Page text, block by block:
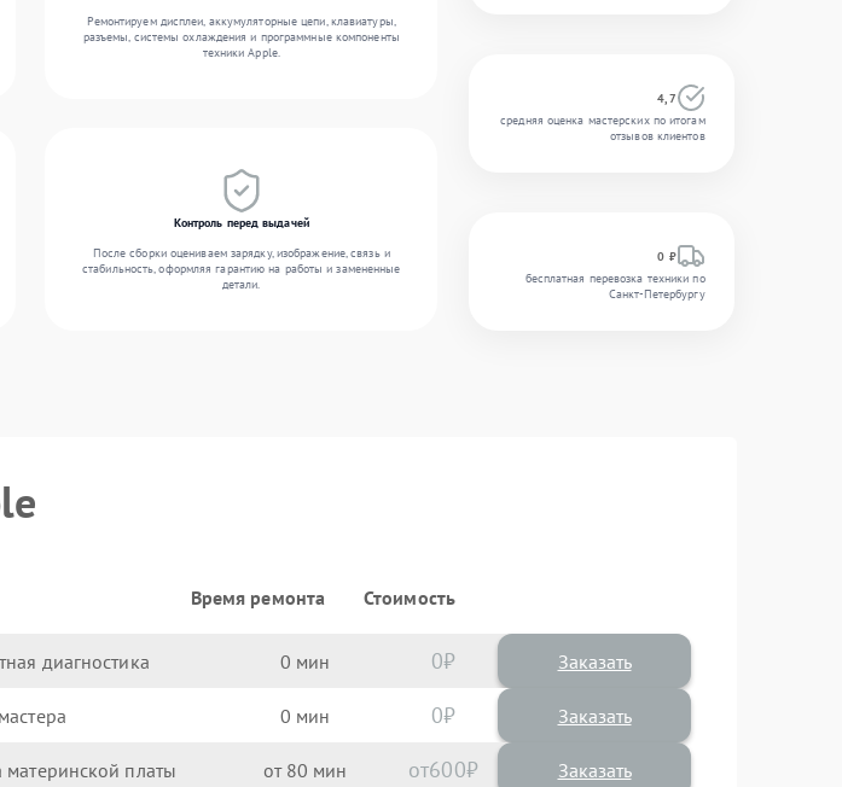
Ремонтируем дисплеи, аккумуляторные цепи, клавиатуры,
разъемы, системы охлаждения и программные компоненты
техники Apple.
Контроль перед выдачей
После сборки оцениваем зарядку, изображение, связь и
стабильность, оформляя гарантию на работы и замененные
детали.
4,7
средняя оценка мастерских по итогам
отзывов клиентов
0 ₽
бесплатная перевозка техники по
Санкт-Петербургу
Время ремонта Стоимость
диагностика 0 0 Заказать
0 0 Заказать
материнской платы 80 600